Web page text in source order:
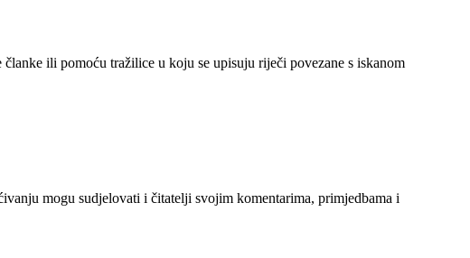
ili pomoću tražilice u koju se upisuju riječi povezane s iskanom
mogu sudjelovati i čitatelji svojim komentarima, primjedbama i